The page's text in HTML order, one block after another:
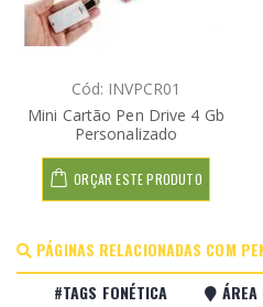
Cód: INVPCR01
Mini Cartão Pen Drive 4 Gb
Personalizado
ORÇAR ESTE PRODUTO
PÁGINAS RELACIONADAS COM
#TAGS FONÉTICA
ÁREA